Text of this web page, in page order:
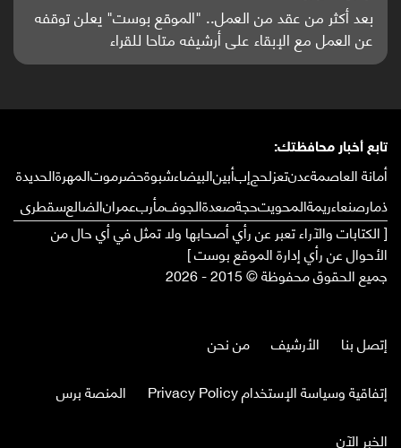
بوست" يعلن توقفه
للقراء
باحثون من اليمن يدخلون سباق
واعدة منشورة عالميا (ترجمة)
تابع أخبار محافظتك:
أمانة العاصمةعدنتعزلحجإبأبينالبيضاءشبوةحضرموتالمهرةالحديدة
ذمارصنعاءريمةالمحويتحجةصعدةالجوفمأربعمرانالضالعسقطرى
[ الكتابات والآراء تعبر عن رأي أصحابها ولا تمثل في أي حال من
الأحوال عن رأي إدارة الموقع بوست ]
جميع الحقوق محفوظة © 2015 - 2026
إتصل بنا الأرشيف
من نحن
إتفاقية وسياسة الإستخدام Privacy Policy
المنصة برس
الخبر الآن